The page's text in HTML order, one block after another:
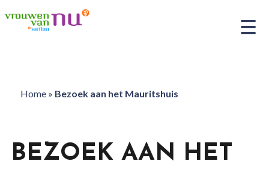
Home» Bezoek aan het Mauritshuis
BEZOEK AAN HET